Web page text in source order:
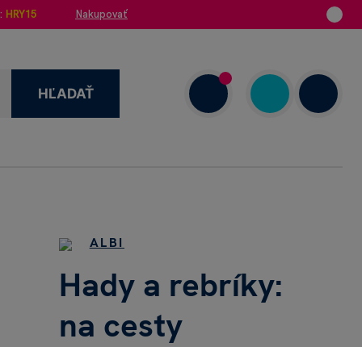
HRY15 Nakupovať
HĽADAŤ
ALBI
Hady a rebríky:
na cesty